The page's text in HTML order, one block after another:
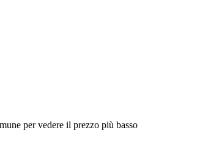
per vedere il prezzo più basso